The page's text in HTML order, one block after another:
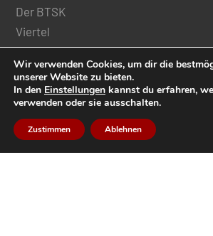
Der BTSK
Viertel
Regimente
Schützenbezirke
Bataillone / Talschaften
Medien
Wir verwenden Cookies, um dir die
unserer Website zu bieten.
In den Einstellungen kannst du erfahren,
verwenden oder sie ausschalten.
Zustimmen Ablehnen